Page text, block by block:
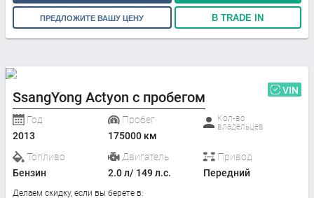
ПРЕДЛОЖИТЕ ВАШУ ЦЕНУ В TRADE IN
SsangYong Actyon с пробегом VIN
Год
2013
Пробег
175000 км
Кол-во
владельцев
Топливо
Бензин
Двигатель
2.0 л/ 149 л.с.
Привод
Передний
Делаем скидку, если вы берете в: